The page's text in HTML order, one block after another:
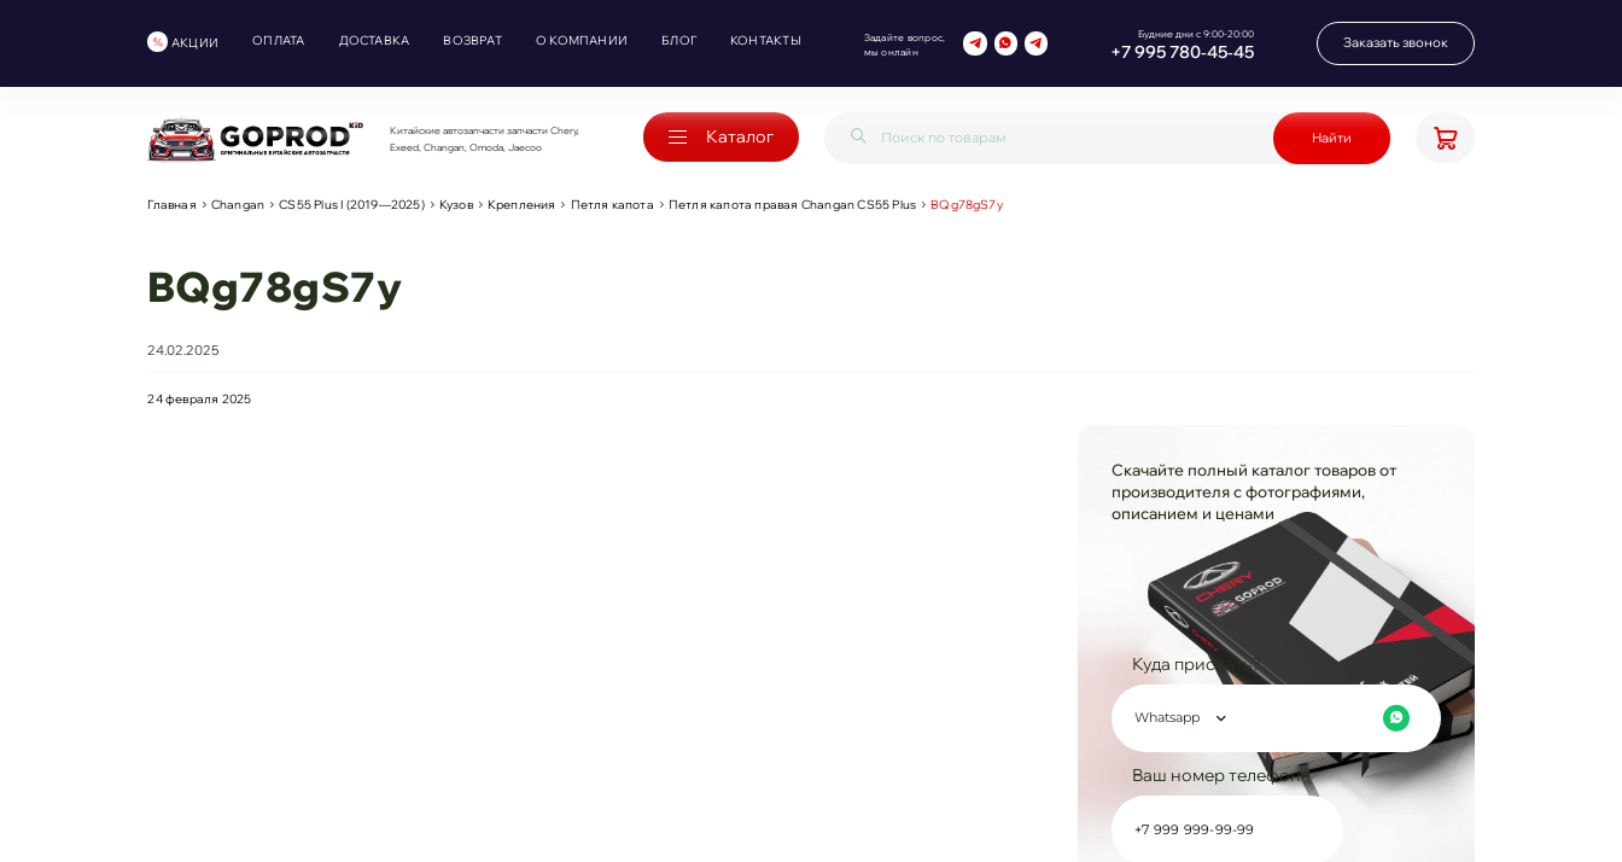
АКЦИИ ОПЛАТА ДОСТАВКА ВОЗВРАТ О КОМПАНИИ БЛОГ КОНТАКТЫ
Задайте вопрос,
мы онлайн
Будние дни с 9:00-20:00
+7 995 780‑45‑45 Заказать звонок
Китайские автозапчасти запчасти Chery,
Exeed, Changan, Omoda, Jaecoo
Каталог Найти
Главная Changan CS55 Plus I (2019—2025) Кузов Крепления Петля капота Петля капота правая Changan CS55 Plus BQg78gS7y
BQg78gS7y
24.02.2025
24 февраля 2025
Скачайте полный каталог товаров от
производителя с фотографиями,
описанием и ценами
Куда прислать?
Whatsapp
Ваш номер телефона